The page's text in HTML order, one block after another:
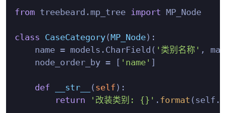
from treebeard.mp_tree import MP_Node
class CaseCategory(MP_Node):
    name = models.CharField(
'类别名称' ,
    node_order_by = [
'name' ]
def __str__ ( self ):
return
'改装类别: {}' . format